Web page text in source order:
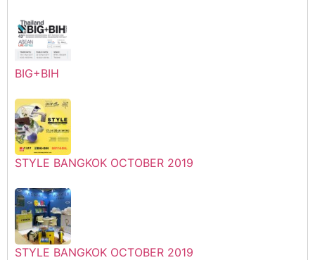
BIG+BIH
STYLE BANGKOK OCTOBER 2019
STYLE BANGKOK OCTOBER 2019